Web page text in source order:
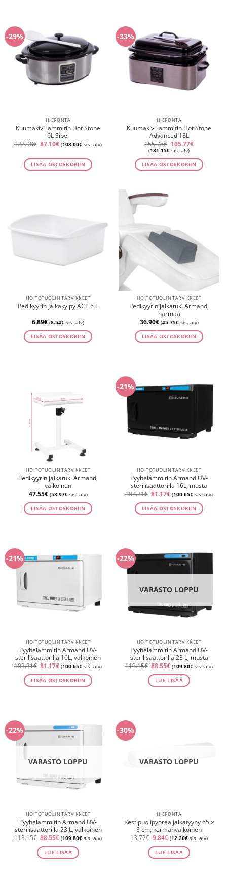
-29%
HIERONTA
Kuumakivi lämmitin Hot Stone
6L Sibel
122.98€ Alkuperäinen
122.98€.
87.10€Nykyinen
hinta
87.10€.
(108.00€ sis. alv)
LISÄÄ OSTOSKORIIN
-33%
HIERONTA
Kuumakivi lämmitin Hot Stone
Advanced 18L
155.78€ Alkuperäinen
hinta
155.78€.
105.77€Nykyinen
105.77€.
(131.15€ sis. alv)
LISÄÄ OSTOSKORIIN
HOITOTUOLIN TARVIKKEET
Pedikyyrin jalkakylpy ACT 6 L
6.89€ (8.54€ sis. alv)
LISÄÄ OSTOSKORIIN
HOITOTUOLIN TARVIKKEET
Pedikyyrin jalkatuki Armand,
harmaa
36.90€ (45.75€sis. alv)
LISÄÄ OSTOSKORIIN
HOITOTUOLIN TARVIKKEET
Pedikyyrin jalkatuki Armand,
valkoinen
47.55€ (58.97€sis. alv)
LISÄÄ OSTOSKORIIN
-21%
HOITOTUOLIN TARVIKKEET
Pyyhelämmitin Armand UV-
sterilisaattorilla 16L, musta
103.31€ Alkuperäinen
oli:
103.31€.
81.17€Nykyinen
hinta
on:
81.17€.
(100.65€ sis. alv)
LISÄÄ OSTOSKORIIN
-21%
HOITOTUOLIN TARVIKKEET
Pyyhelämmitin Armand UV-
sterilisaattorilla 16L, valkoinen
103.31€ Alkuperäinen
oli:
103.31€.
81.17€Nykyinen
hinta
on:
81.17€.
(100.65€ sis. alv)
LISÄÄ OSTOSKORIIN
-22%
VARASTO LOPPU
HOITOTUOLIN TARVIKKEET
Pyyhelämmitin Armand UV-
sterilisaattorilla 23 L, musta
113.15€ Alkuperäinen
oli:
113.15€.
88.55€Nykyinen
hinta
on:
88.55€.
(109.80€ sis. alv)
LUE LISÄÄ
-22%
VARASTO LOPPU
HOITOTUOLIN TARVIKKEET
Pyyhelämmitin Armand UV-
sterilisaattorilla 23 L, valkoinen
113.15€ Alkuperäinen
oli:
113.15€.
88.55€Nykyinen
hinta
on:
88.55€.
(109.80€ sis. alv)
LUE LISÄÄ
-30%
VARASTO LOPPU
HIERONTA
Rest puolipyöreä jalkatyyny 65 x
8 cm, kermanvalkoinen
13.77€ Alkuperäinen
oli:
13.77€.
9.84€Nykyinen
hinta
on:
9.84€.
(12.20€ sis. alv)
LUE LISÄÄ